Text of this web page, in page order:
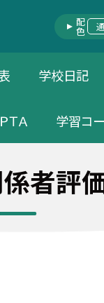
配色
学校日記
ＰＴＡ 学習コ
者評